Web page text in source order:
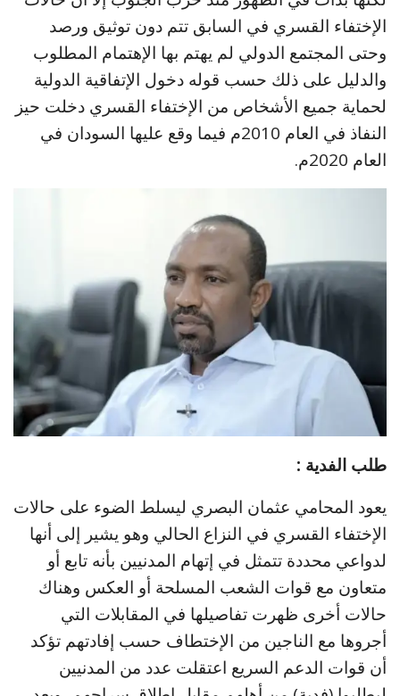
الإختفاء القسري في السابق تتم دون توثيق ورصد
وحتى المجتمع الدولي لم يهتم بها الإهتمام المطلوب
والدليل على ذلك حسب قوله دخول الإتفاقية الدولية
لحماية جميع الأشخاص من الإختفاء القسري دخلت حيز
النفاذ في العام 2010م فيما وقع عليها السودان في
العام 2020م.
طلب الفدية :
يعود المحامي عثمان البصري ليسلط الضوء على حالات
الإختفاء القسري في النزاع الحالي وهو يشير إلى أنها
لدواعي محددة تتمثل في إتهام المدنيين بأنه تابع أو
متعاون مع قوات الشعب المسلحة أو العكس وهناك
حالات أخرى ظهرت تفاصيلها في المقابلات التي
أجروها مع الناجين من الإختطاف حسب إفادتهم تؤكد
أن قوات الدعم السريع اعتقلت عدد من المدنيين